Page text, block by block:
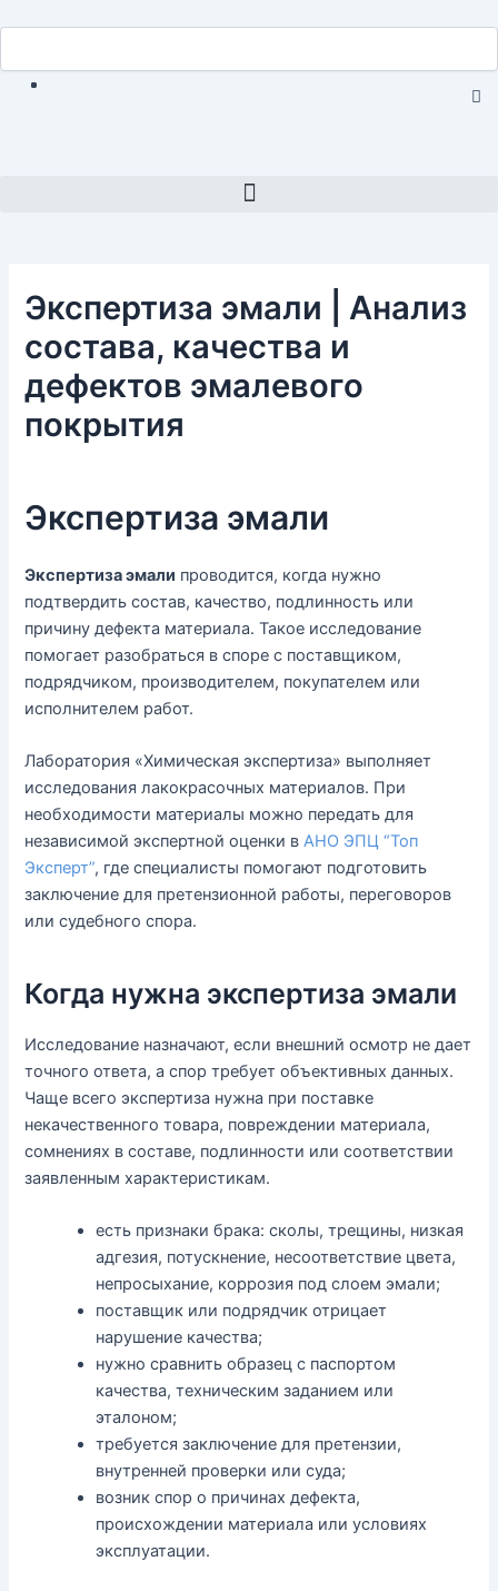
содержимому
Menu
Экспертиза эмали | Анализ
состава, качества и
дефектов эмалевого
покрытия
Экспертиза эмали
Экспертиза эмали проводится, когда нужно
подтвердить состав, качество, подлинность или
причину дефекта материала. Такое исследование
помогает разобраться в споре с поставщиком,
подрядчиком, производителем, покупателем или
исполнителем работ.
Лаборатория «Химическая экспертиза» выполняет
исследования лакокрасочных материалов. При
необходимости материалы можно передать для
независимой экспертной оценки вАНО ЭПЦ “Топ
Эксперт”, где специалисты помогают подготовить
заключение для претензионной работы, переговоров
или судебного спора.
Когда нужна экспертиза эмали
Исследование назначают, если внешний осмотр не дает
точного ответа, а спор требует объективных данных.
Чаще всего экспертиза нужна при поставке
некачественного товара, повреждении материала,
сомнениях в составе, подлинности или соответствии
заявленным характеристикам.
есть признаки брака: сколы, трещины, низкая
адгезия, потускнение, несоответствие цвета,
непросыхание, коррозия под слоем эмали;
поставщик или подрядчик отрицает
нарушение качества;
нужно сравнить образец с паспортом
качества, техническим заданием или
эталоном;
требуется заключение для претензии,
внутренней проверки или суда;
возник спор о причинах дефекта,
происхождении материала или условиях
эксплуатации.
записям